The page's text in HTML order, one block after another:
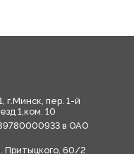
г.Минск, пер. 1-й
1,ком. 10
в OАО
Притыцкого, 60/2